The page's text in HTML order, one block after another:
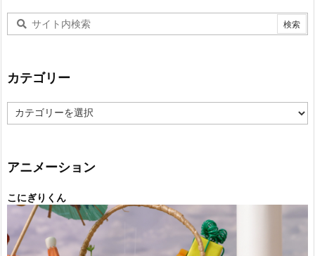
カテゴリー
テ
ー
アニメーション
こにぎりくん